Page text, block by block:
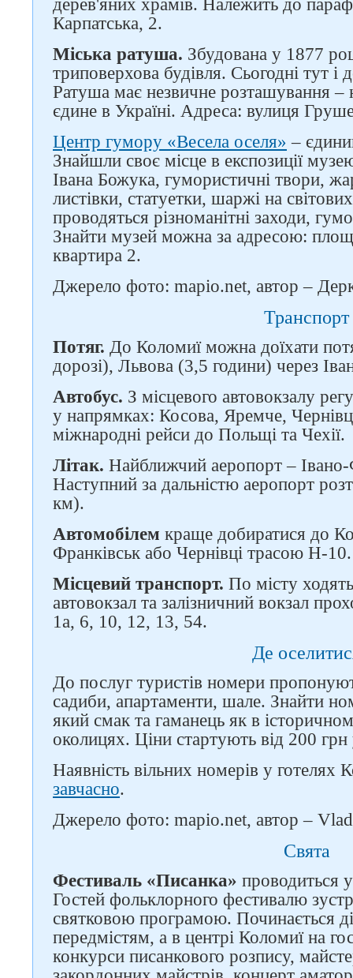
дерев'яних храмів. Належить до
Карпатська, 2.
Міська ратуша. Збудована у 1877
триповерхова будівля. Сьогодні тут і
Ратуша має незвичне розташування –
єдине в Україні. Адреса: вулиця
Центр гумору «Весела оселя» –
Знайшли своє місце в експозиції
Івана Божука, гумористичні твори,
листівки, статуетки, шаржі на
проводяться різноманітні заходи,
Знайти музей можна за адресою:
квартира 2.
Джерело фото: mapio.net, автор –
Транспорт
Потяг. До Коломиї можна доїхати
дорозі), Львова (3,5 години) через
Автобус. З місцевого автовокзалу
у напрямках: Косова, Яремче,
міжнародні рейси до Польщі та Чехії.
Літак. Найближчий аеропорт –
Наступний за дальністю аеропорт
км).
Автомобілем краще добиратися до
Франківськ або Чернівці трасою Н-10.
Місцевий транспорт. По місту
автовокзал та залізничний вокзал
1а, 6, 10, 12, 13, 54.
Де
До послуг туристів номери
садиби, апартаменти, шале. Знайти
який смак та гаманець як в
околицях. Ціни стартують від 200 грн
Наявність вільних номерів у готелях
завчасно.
Джерело фото: mapio.net, автор –
Свята
Фестиваль «Писанка» проводиться
Гостей фольклорного фестивалю
святковою програмою. Починається
передмістям, а в центрі Коломиї на
конкурси писанкового розпису,